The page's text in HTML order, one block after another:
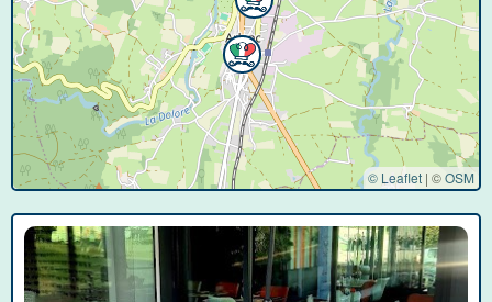
© Leaflet | ©OSM